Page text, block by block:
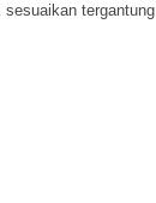
tergantung